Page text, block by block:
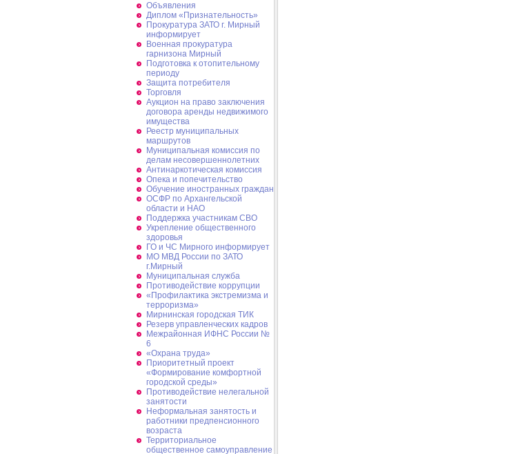
Объявления
Диплом «Признательность»
Прокуратура ЗАТО г. Мирный
информирует
Военная прокуратура
гарнизона Мирный
Подготовка к отопительному
периоду
Защита потребителя
Торговля
Аукцион на право заключения
договора аренды недвижимого
имущества
Реестр муниципальных
маршрутов
Муниципальная комиссия по
делам несовершеннолетних
Антинаркотическая комиссия
Опека и попечительство
Обучение иностранных граждан
ОСФР по Архангельской
области и НАО
Поддержка участникам СВО
Укрепление общественного
здоровья
ГО и ЧС Мирного информирует
МО МВД России по ЗАТО
г.Мирный
Муниципальная cлужба
Противодействие коррупции
«Профилактика экстремизма и
терроризма»
Мирнинская городская ТИК
Резерв управленческих кадров
Межрайонная ИФНС России №
6
«Охрана труда»
Приоритетный проект
«Формирование комфортной
городской среды»
Противодействие нелегальной
занятости
Неформальная занятость и
работники предпенсионного
возраста
Территориальное
общественное самоуправление